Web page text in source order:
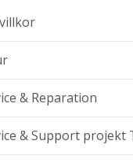
& Reparation
& Support projekt